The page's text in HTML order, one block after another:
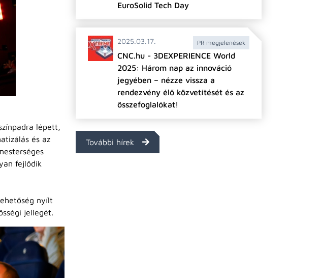
lépett,
és az
fejlődik
nyílt
jellegét.
EuroSolid Tech Day
2025.03.17. PR megjelenések
CNC.hu - 3DEXPERIENCE World
2025: Három nap az innováció
jegyében – nézze vissza a
rendezvény élő közvetítését és az
összefoglalókat!
További hírek